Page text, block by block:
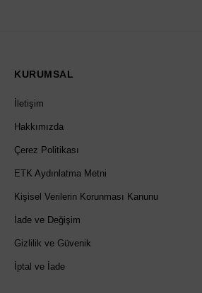
KURUMSAL
İletişim
Hakkımızda
Çerez Politikası
ETK Aydınlatma Metni
Kişisel Verilerin Korunması Kanunu
İade ve Değişim
Gizlilik ve Güvenik
İptal ve İade